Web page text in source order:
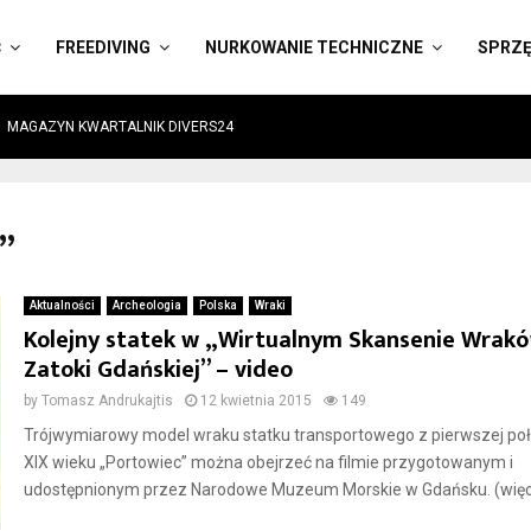
FREEDIVING NURKOWANIE TECHNICZNE
MAGAZYN KWARTALNIK DIVERS24
Aktualności Archeologia Polska Wraki
Kolejny statek w „Wirtualnym Skansenie
Zatoki Gdańskiej” – video
by Tomasz Andrukajtis 12 kwietnia 2015 149
Trójwymiarowy model wraku statku transportowego z pierwszej
XIX wieku „Portowiec” można obejrzeć na filmie przygotowanym i
udostępnionym przez Narodowe Muzeum Morskie w Gdańsku.